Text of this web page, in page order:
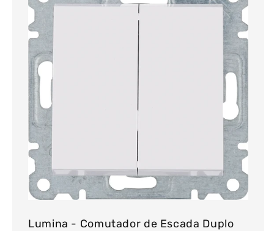
Lumina - Comutador de Escada Duplo